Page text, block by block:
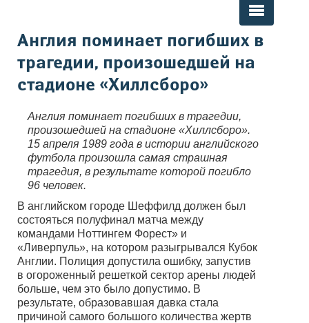
Вы здесь
Англия поминает погибших в
трагедии, произошедшей на
стадионе «Хиллсборо»
Англия поминает погибших в трагедии,
произошедшей на стадионе «Хиллсборо».
15 апреля 1989 года в истории английского
футбола произошла самая страшная
трагедия, в результате которой погибло
96 человек.
В английском городе Шеффилд должен был
состояться полуфинал матча между
командами Ноттингем Форест» и
«Ливерпуль», на котором разыгрывался Кубок
Англии. Полиция допустила ошибку, запустив
в огороженный решеткой сектор арены людей
больше, чем это было допустимо. В
результате, образовавшая давка стала
причиной самого большого количества жертв